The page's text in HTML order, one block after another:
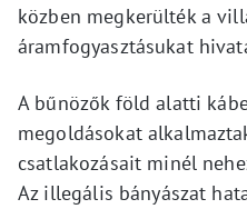
közben megkerülték a
áramfogyasztásukat
A bűnözők föld alatti
megoldásokat
csatlakozásait minél
Az illegális bányászat